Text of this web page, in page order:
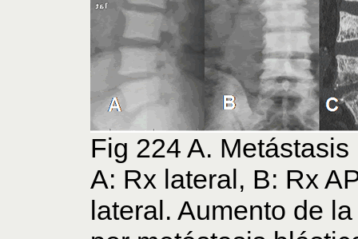
Fig 224 A.
A: Rx lateral, B: Rx
lateral. Aumento de